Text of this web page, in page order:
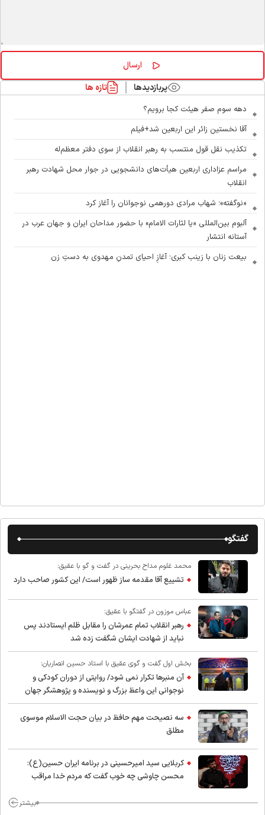
پربازدیدها تازه ها
دهه سوم صفر هیئت کجا برویم؟
آقا نخستین زائر این اربعین شد+فیلم
تکذیب نقل قول منتسب به رهبر انقلاب از سوی دفتر معظم‌له
مراسم عزاداری اربعین هیأت‌های دانشجویی در جوار محل شهادت رهبر
انقلاب
«نوگفته»؛ شهاب مرادی دورهمی نوجوانان را آغاز کرد
آلبوم بین‌المللی «یا لثارات الامام» با حضور مداحان ایران و جهان عرب در
آستانه انتشار
بیعت زنان با زینب کبری؛ آغازِ احیای تمدنِ مهدوی به دستِ زن
گفتگو
محمد غلوم مداح بحرینی در گفت و گو با عقیق:
تشییع آقا مقدمه ساز ظهور است/ این کشور صاحب دارد
عباس موزون در گفتگو با عقیق:
رهبر انقلاب تمام عمرشان را مقابل ظلم ایستادند پس
نباید از شهادت ایشان شگفت زده شد
بخش اول گفت و گوی عقیق با استاد حسین انصاریان:
آن منبرها تکرار نمی شود/ روایتی از دوران کودکی و
نوجوانی این واعظ بزرگ و نویسنده و پژوهشگر جهان
اسلام
سه نصیحت مهم حافظ در بیان حجت الاسلام موسوی
مطلق
کربلایی سید امیر‌حسینی در برنامه ایران حسین(ع):
محسن چاوشی چه خوب گفت که مردم خدا مراقب
بیشتر